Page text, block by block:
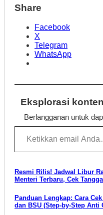
Share
Facebook
X
Telegram
WhatsApp
Eksplorasi
Berlangganan untuk
Ketikkan email Anda...
Navigasi
Resmi Rilis! Jadwal Libur
Menteri Terbaru, Cek
Panduan Lengkap: Cara
dan BSU (Step-by-Step Anti